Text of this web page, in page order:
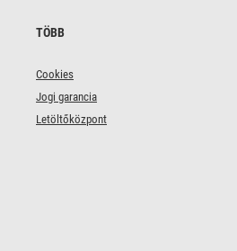
TÖBB
Cookies
Jogi garancia
Letöltőközpont